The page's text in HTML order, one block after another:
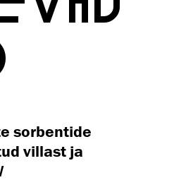
sorbentide
villast ja